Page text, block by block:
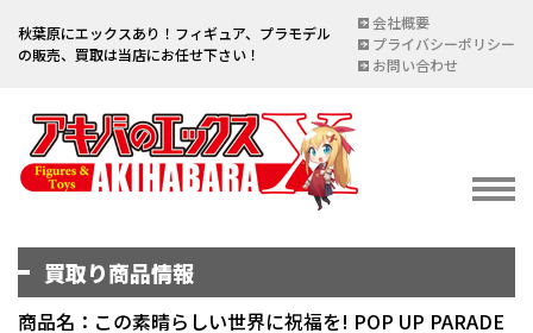
秋葉原にエックスあり！フィギュア、プラモデル
の販売、買取は当店にお任せ下さい！
会社概要
プライバシーポリシー
お問い合わせ
イベント情報
買取り商品情報
商品名：この素晴らしい世界に祝福を! POP UP PARADE